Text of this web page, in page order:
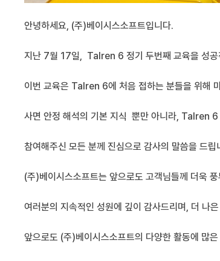
안녕하세요, (주)베이시스소프트입니다.
지난 7월 17일, Talren 6 정기 두번째 교육을 성공
이번 교육은 Talren 6에 처음 접하는 분들을 위해
사면 안정 해석의 기본 지식 뿐만 아니라, Talren 6
참여해주신 모든 분께 진심으로 감사의 말씀을 드립
(주)베이시스소프트는 앞으로도 고객님들께 더욱
여러분의 지속적인 성원에 깊이 감사드리며, 더 나
앞으로도 (주)베이시스소프트의 다양한 활동에 많